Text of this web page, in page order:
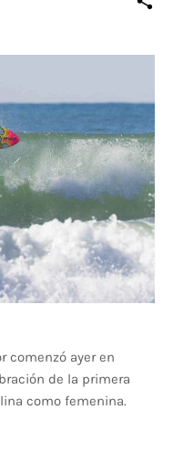
comenzó ayer en
de la primera
como femenina.